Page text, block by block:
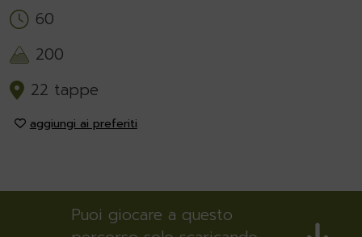
60
200
22 tappe
aggiungi ai preferiti
Puoi giocare a questo